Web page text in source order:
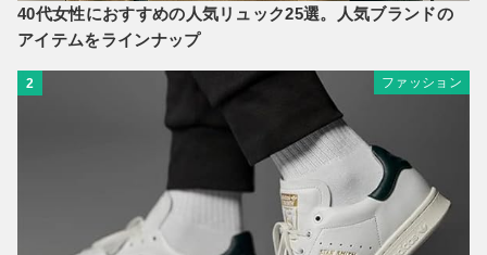
40代女性におすすめの人気リュック25選。人気ブランドの
アイテムをラインナップ
2 ファッション